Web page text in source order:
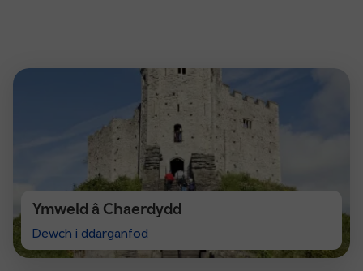
Ymweld â Chaerdydd
Dewch i ddarganfod
Visit
Cardiff